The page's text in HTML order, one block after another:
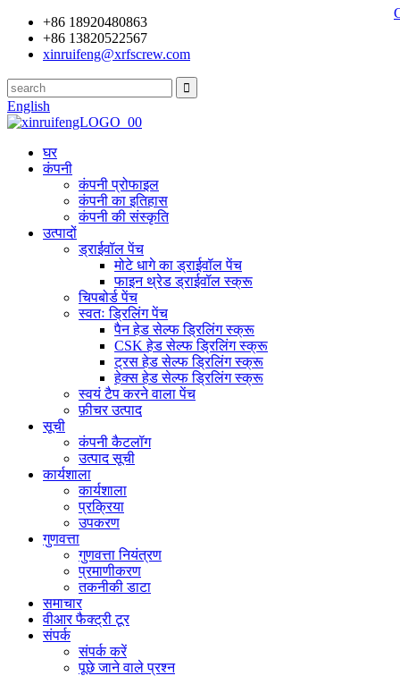
+86 18920480863
+86 13820522567
xinruifeng@xrfscrew.com
English
घर
कंपनी
कंपनी प्रोफाइल
कंपनी का इतिहास
कंपनी की संस्कृति
उत्पादों
ड्राईवॉल पेंच
मोटे धागे का ड्राईवॉल पेंच
फाइन थ्रेड ड्राईवॉल स्क्रू
चिपबोर्ड पेंच
स्वतः ड्रिलिंग पेंच
पैन हेड सेल्फ ड्रिलिंग स्क्रू
CSK हेड सेल्फ ड्रिलिंग स्क्रू
ट्रस हेड सेल्फ ड्रिलिंग स्क्रू
हेक्स हेड सेल्फ ड्रिलिंग स्क्रू
स्वयं टैप करने वाला पेंच
फ़ीचर उत्पाद
सूची
कंपनी कैटलॉग
उत्पाद सूची
कार्यशाला
कार्यशाला
प्रक्रिया
उपकरण
गुणवत्ता
गुणवत्ता नियंत्रण
प्रमाणीकरण
तकनीकी डाटा
समाचार
वीआर फैक्ट्री टूर
संपर्क
संपर्क करें
पूछे जाने वाले प्रश्न